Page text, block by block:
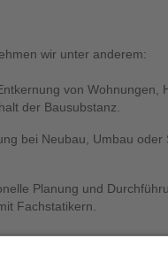
wir unter anderem:
von Wohnungen,
der Bausubstanz.
bei Neubau, Umbau
Planung und
Fachstatikern.